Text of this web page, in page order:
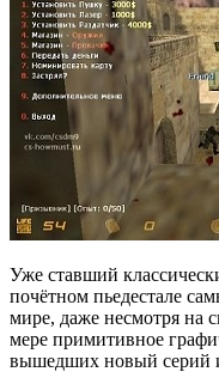
Уже ставший
почётном пьедестале
мире, даже несмотря на
мере примитивное
вышедших новый серий